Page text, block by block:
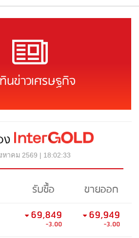
นข่าวเศรษฐกิจ
ง
หาคม 2569 | 18:02:33
รับซื้อ
ขายออก
69,849
-3.00
69,949
-3.00